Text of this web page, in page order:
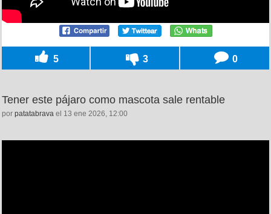
5 3 0
Tener este pájaro como mascota sale rentable
por patatabrava el 13 ene 2026, 12:00